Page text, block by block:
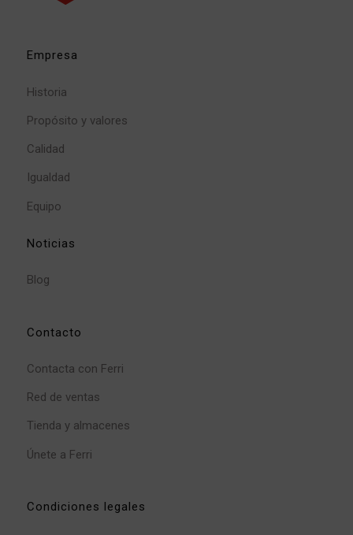
Empresa
Historia
Propósito y valores
Calidad
Igualdad
Equipo
Noticias
Blog
Contacto
Contacta con Ferri
Red de ventas
Tienda y almacenes
Únete a Ferri
Condiciones legales